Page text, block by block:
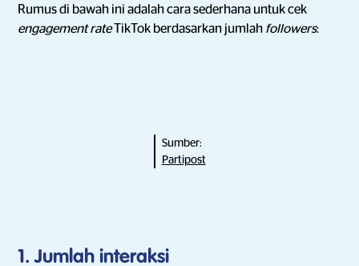
Rumus di bawah ini adalah cara sederhana untuk cek
engagement rateTikTok berdasarkan jumlah followers:
Sumber:
Partipost
1. Jumlah interaksi